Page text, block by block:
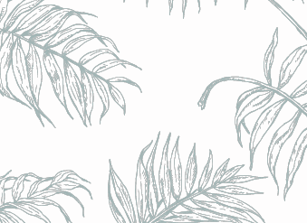
BRULO (UK) - King For A Day NEIPA - (Sans Alcool) - 0,5% - Canette 33cl
BRULO (UK) - King For A Day NEIPA - (Sans Alcool) - 0,5% - Canette 33cl
Achat immédiat